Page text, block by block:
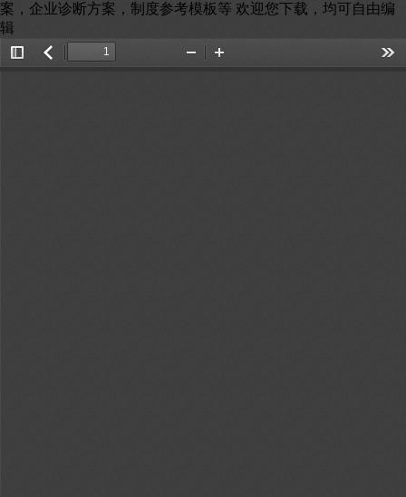
案，企业诊断方案，制度参考模板等 欢迎您下载，均可自由编
辑
Toggle返
Zoom